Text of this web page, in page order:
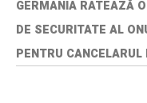
GERMANIA RATEAZĂ
DE SECURITATE AL
PENTRU CANCELARUL